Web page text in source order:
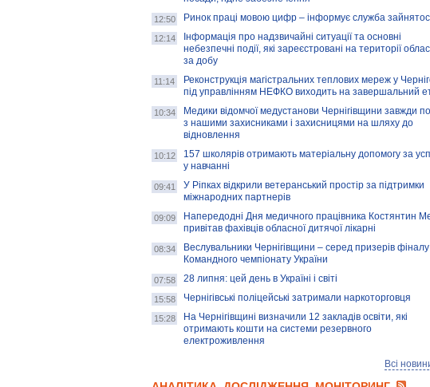
12:50 Ринок праці мовою цифр – інформує служба
12:14
Інформація про надзвичайні ситуації та основні
небезпечні події, які зареєстровані на території
за добу
11:14
Реконструкція магістральних теплових мереж у
під управлінням НЕФКО виходить на завершальний
10:34
Медики відомчої медустанови Чернігівщини завжди
з нашими захисниками і захисницями на шляху до
відновлення
10:12
157 школярів отримають матеріальну допомогу за
у навчанні
09:41
У Ріпках відкрили ветеранський простір за підтримки
міжнародних партнерів
09:09
Напередодні Дня медичного працівника Костянтин
привітав фахівців обласної дитячої лікарні
08:34
Веслувальники Чернігівщини – серед призерів фіналу
Командного чемпіонату України
07:58 28 липня: цей день в Україні і світі
15:58 Чернігівські поліцейські затримали наркоторговця
15:28
На Чернігівщині визначили 12 закладів освіти, які
отримають кошти на системи резервного
електроживлення
Всі